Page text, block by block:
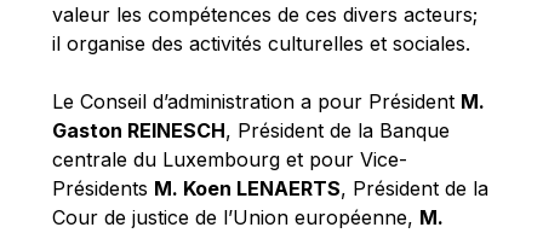
Paolo Mengozzi
Paschal Donohoe
Pat Cox
Patrizia Nanz
Philippe Maystadt
Pierre Gramegna
valeur les compétences de ces divers acteurs;
il organise des activités culturelles et sociales.
Le Conseil d’administration a pour Président M.
Gaston REINESCH, Président de la Banque
centrale du Luxembourg et pour Vice-
Présidents M. Koen LENAERTS, Président de la
Cour de justice de l’Union européenne, M.